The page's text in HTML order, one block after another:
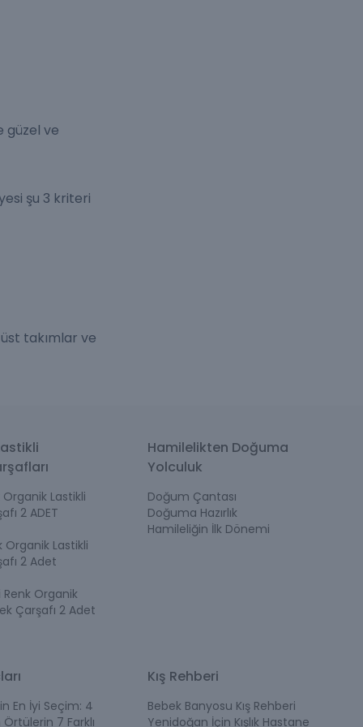
güzel ve
şu 3 kriteri
takımlar ve
Lastikli
2 ADET
Organik Lastikli
2 Adet
Organik
Çarşafı 2 Adet
Hamilelikten Doğuma
Yolculuk
Doğum Çantası
Doğuma Hazırlık
Hamileliğin İlk Dönemi
En İyi Seçim: 4
Örtülerin 7 Farklı
Kış Rehberi
Bebek Banyosu Kış Rehberi
Yenidoğan İçin Kışlık Hastane